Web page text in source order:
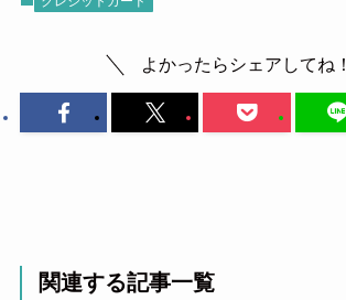
よかったらシェアしてね！
関連する記事一覧